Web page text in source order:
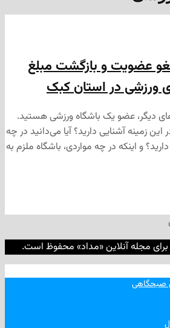
و بازگشت مبلغ
استان کبک
یک باشگاه ورزشی هستید.
دارید؟ آیا می‌دانید در چه
در چه مواردی، باشگاه ملزم به
«مداد» محفوظ است.